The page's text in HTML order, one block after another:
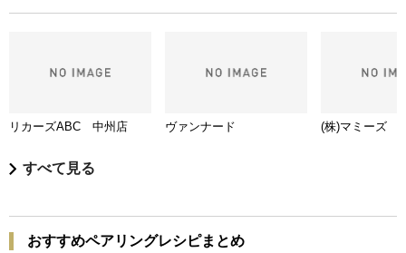
リカーズABC 中州店 ヴァンナード (株)マミーズ
すべて見る
おすすめペアリングレシピまとめ